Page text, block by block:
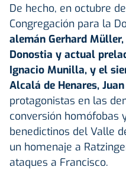
De hecho, en octubre
Congregación para la
alemán Gerhard
Donostia y actual
Ignacio Munilla, y el
Alcalá de Henares,
protagonistas en las
conversión homófobas
benedictinos del Valle
un homenaje a
ataques a Francisco.